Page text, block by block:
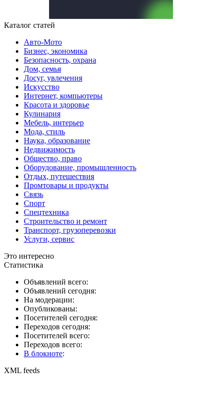
Каталог статей
Авто-Мото
Бизнес, экономика
Безопасность, охрана
Дом, семья
Досуг, увлечения
Искусство
Интернет, компьютеры
Красота и здоровье
Кулинария
Мебель, интерьер
Мода, стиль
Наука, образование
Недвижимость
Общество, право
Оборудование, промышленность
Отдых, путешествия
Промтовары и продукты
Связь
Спорт
Спецтехника
Строительство и ремонт
Транспорт, грузоперевозки
Услуги, сервис
Это интересно
Статистика
Объявлений всего:
Объявлений сегодня:
На модерации:
Опубликованы:
Посетителей сегодня:
Переходов сегодня:
Посетителей всего:
Переходов всего:
В блокноте:
XML feeds